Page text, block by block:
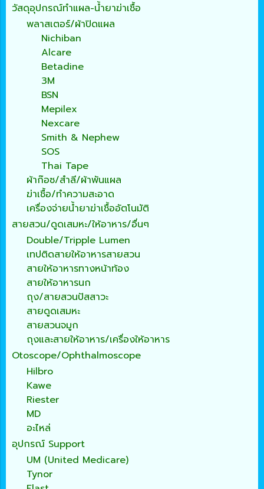
วัสดุอุปกรณ์ทำแผล-น้ำยาฆ่าเชื้อ
พลาสเตอร์/ผ้าปิดแผล
Nichiban
Alcare
Betadine
3M
BSN
Mepilex
Nexcare
Smith & Nephew
SOS
Thai Tape
ผ้าก๊อซ/สำลี/ผ้าพันแผล
ฆ่าเชื้อ/ทำความสะอาด
เครื่องจ่ายน้ำยาฆ่าเชื้ออัตโนมัติ
สายสวน/ดูดเสมหะ/ให้อาหาร/อื่นๆ
Double/Tripple Lumen
เทปติดสายให้อาหารสายสวน
สายให้อาหารทางหน้าท้อง
สายให้อาหารนก
ถุง/สายสวนปัสสาวะ
สายดูดเสมหะ
สายสวนจมูก
ถุงและสายให้อาหาร/เครื่องให้อาหาร
Otoscope/Ophthalmoscope
Hilbro
Kawe
Riester
MD
อะไหล่
อุปกรณ์ Support
UM (United Medicare)
Tynor